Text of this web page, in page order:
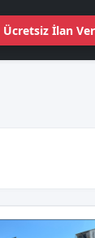
Ücretsiz İlan Ver